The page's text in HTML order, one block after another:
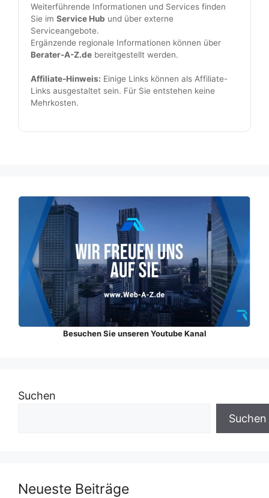
Weiterführende Informationen und Services finden
Sie im Service Hub und über externe
Serviceangebote.
Ergänzende regionale Informationen können über
Berater-A-Z.de bereitgestellt werden.
Affiliate-Hinweis: Einige Links können als Affiliate-
Links ausgestaltet sein. Für Sie entstehen keine
Mehrkosten.
Besuchen Sie unseren Youtube Kanal
Suchen
Suchen
Neueste Beiträge